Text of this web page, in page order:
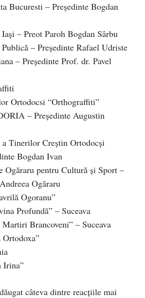
Bucuresti – Preşedinte Bogdan
– Preot Paroh Bogdan Sârbu
– Preşedinte Rafael Udriste
– Preşedinte Prof. dr. Pavel
Ortodocsi “Orthograffiti”
– Preşedinte Augustin
Tinerilor Creştin Ortodocşi
Bogdan Ivan
Ogăraru pentru Cultură şi Sport –
Ogăraru
Ogoranu”
Profundă” – Suceava
Brancoveni” – Suceava
Irina”
câteva dintre reacțiile mai